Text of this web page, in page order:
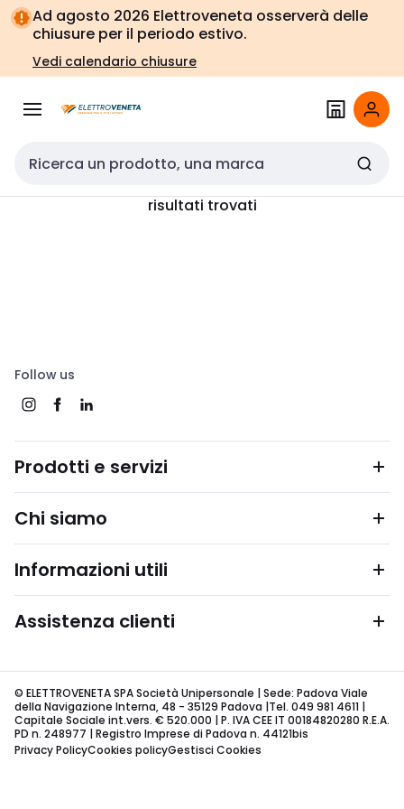
Vai alla
navigazione
Vai
alla
pagina
Ad agosto 2026 Elettroveneta osserverà delle
chiusure per il periodo estivo.
Vedi calendario chiusure
Cerca input
risultati trovati
Follow us
Prodotti e servizi
Chi siamo
Informazioni utili
Assistenza clienti
© ELETTROVENETA SPA Società Unipersonale | Sede: Padova Viale
della Navigazione Interna, 48 - 35129 Padova |Tel. 049 981 4611 |
Capitale Sociale int.vers. € 520.000 | P. IVA CEE IT 00184820280 R.E.A.
PD n. 248977 | Registro Imprese di Padova n. 44121bis
Privacy PolicyCookies policyGestisci Cookies